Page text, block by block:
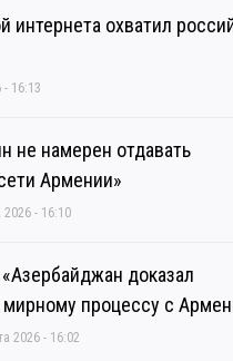
интернета охватил
- 16:13
не намерен отдавать
Армении»
2026 - 16:10
доказал
процессу с
2026 - 16:02